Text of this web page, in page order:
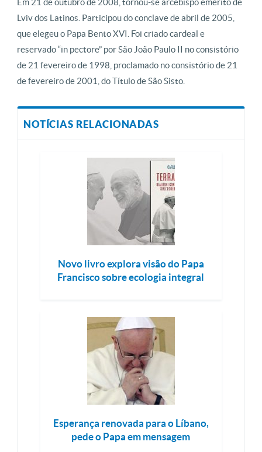
Em 21 de outubro de 2008, tornou-se arcebispo emérito de
Lviv dos Latinos. Participou do conclave de abril de 2005,
que elegeu o Papa Bento XVI. Foi criado cardeal e
reservado “in pectore” por São João Paulo II no consistório
de 21 fevereiro de 1998, proclamado no consistório de 21
de fevereiro de 2001, do Título de São Sisto.
NOTÍCIAS RELACIONADAS
Novo livro explora visão do Papa
Francisco sobre ecologia integral
Esperança renovada para o Líbano,
pede o Papa em mensagem